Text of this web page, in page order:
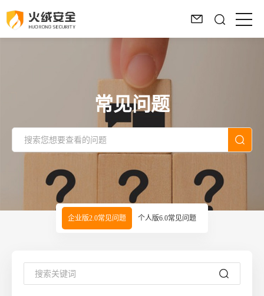
常见问题
企业版2.0常见问题 个人版6.0常见问题